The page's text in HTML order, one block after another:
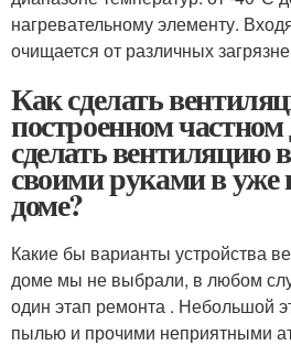
нагревательному элементу.
очищается от различных
Как сделать
построенном
сделать вентиляцию
своими руками в уже
доме?
Какие бы варианты устройства
доме мы не выбрали, в любом
один этап ремонта . Небольшой
пылью и прочими неприятными